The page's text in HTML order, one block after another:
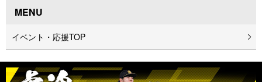
MENU
イベント・応援TOP